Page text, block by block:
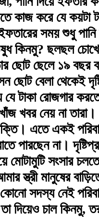
কাজ করে যে কয়টা
সময় শুধু
কিনমু? ছলছল
ছোট ছেলে ১৯ বছর
বেলা থেকেই
টাকা রোজগার
খবর নেয় না
এতে একই
পারছেন না।
মোটামুটি
স্ত্রী মানুষের
সদস্য নেই
দিয়েও চাল